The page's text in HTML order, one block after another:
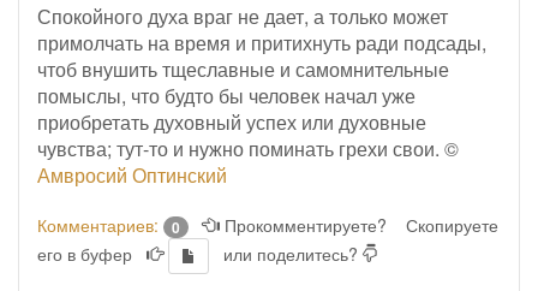
Спокойного духа враг не дает, а только может
примолчать на время и притихнуть ради подсады,
чтоб внушить тщеславные и самомнительные
помыслы, что будто бы человек начал уже
приобретать духовный успех или духовные
чувства; тут-то и нужно поминать грехи свои. ©
Амвросий Оптинский
Комментариев: 0 Прокомментируете?
Скопируете
его в буфер
или поделитесь?